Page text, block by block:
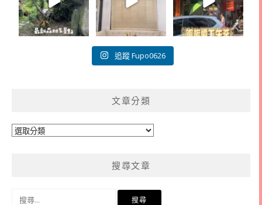
追蹤 Fupo0626
文章分類
文
搜尋文章